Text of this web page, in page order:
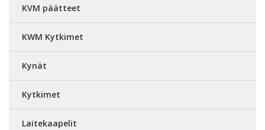
KVM päätteet
KWM Kytkimet
Kynät
Kytkimet
Laitekaapelit